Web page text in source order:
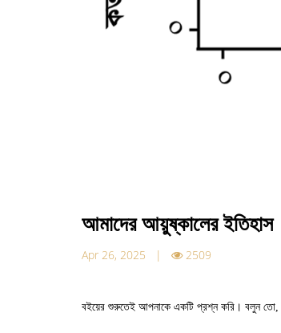
আমাদের আয়ুষ্কালের ইতিহাস
Apr 26, 2025 | 2509
বইয়ের শুরুতেই আপনাকে একটি প্রশ্ন করি। বলুন তো,